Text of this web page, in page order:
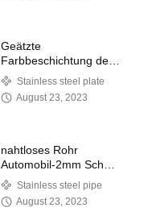
Geätzte
Farbbeschichtung des
Edelstahlblech-PVD mit
verbiegendem
Schweißen
Stainless steel plate
August 23, 2023
nahtloses Rohr
Automobil-2mm Sch
des Edelstahl-316L 80
SS leiten
Stainless steel pipe
August 23, 2023